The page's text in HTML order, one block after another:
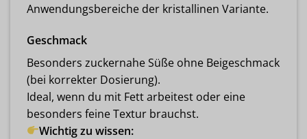
Anwendungsbereiche der kristallinen Variante.
Geschmack
Besonders zuckernahe Süße ohne Beigeschmack
(bei korrekter Dosierung).
Ideal, wenn du mit Fett arbeitest oder eine
besonders feine Textur brauchst.
Wichtig zu wissen: